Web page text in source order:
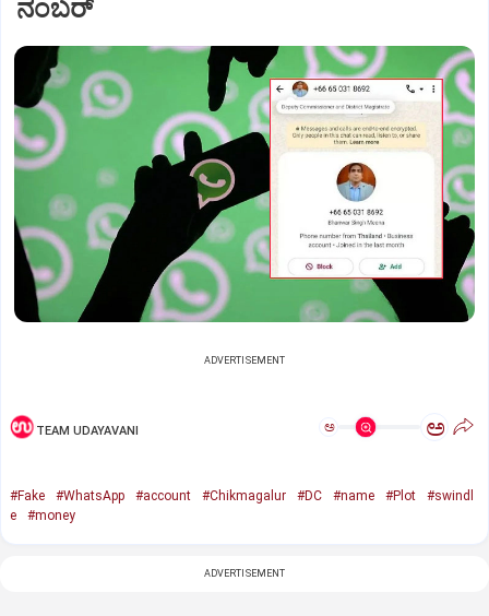
ನಂಬರ್‌
ADVERTISEMENT
TEAM UDAYAVANI ಅ ಅ
#Fake #WhatsApp #account #Chikmagalur #DC #name #Plot
#swindl
e
#money
ADVERTISEMENT